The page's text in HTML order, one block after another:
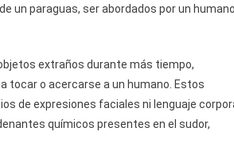
un paraguas, ser abordados por un
extraños durante más tiempo,
tocar o acercarse a un humano. Estos
de expresiones faciales ni lenguaje
químicos presentes en el sudor,